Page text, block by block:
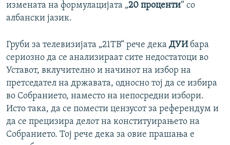
измената на формулацијата „20 проценти“ со
албански јазик.
Груби за телевизијата „21ТВ“ рече дека ДУИбара
сериозно да се анализираат сите недостатоци во
Уставот, вклучително и начинот на избор на
претседател на државата, односно тој да се избира
во Собранието, наместо на непосредни избори.
Исто така, да се помести цензусот за референдум и
да се прецизира делот на конституирањето на
Собранието. Тој рече дека за овие прашања е